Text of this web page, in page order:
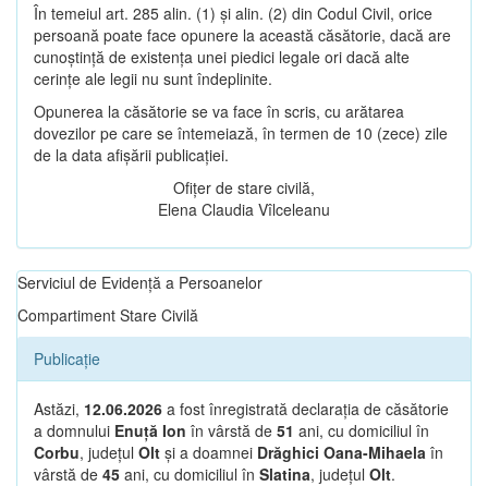
În temeiul art. 285 alin. (1) și alin. (2) din Codul Civil, orice
persoană poate face opunere la această căsătorie, dacă are
cunoștință de existența unei piedici legale ori dacă alte
cerințe ale legii nu sunt îndeplinite.
Opunerea la căsătorie se va face în scris, cu arătarea
dovezilor pe care se întemeiază, în termen de 10 (zece) zile
de la data afișării publicației.
Ofițer de stare civilă,
Elena Claudia Vîlceleanu
Serviciul de Evidență a Persoanelor
Compartiment Stare Civilă
Publicație
Astăzi, 12.06.2026 a fost înregistrată declarația de căsătorie
a domnului Enuță Ion în vârstă de 51 ani, cu domiciliul în
Corbu, județul Olt și a doamnei Drăghici Oana-Mihaela în
vârstă de 45 ani, cu domiciliul în Slatina, județul Olt.